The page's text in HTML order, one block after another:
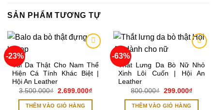
SẢN PHẨM TƯƠNG TỰ
-23%
wishlist
Túi Da Thật Cho Nam Thể
Hiện Cá Tính Khác Biệt |
Hội An Leather
3.500.000₫ Giá
là:
2.699.000₫Giá
THÊM VÀO GIỎ HÀNG
-63%
wishlist
Thắt Lưng Da Bò Nữ Nhỏ
Xinh Lôi Cuốn | Hội An
Leather
800.000₫ Giá
là:
299.000₫Giá
THÊM VÀO GIỎ HÀNG